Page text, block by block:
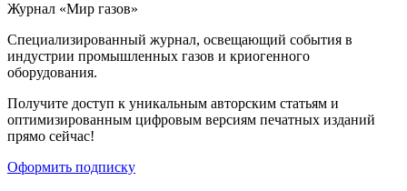
Журнал «Мир газов»
Cпециализированный журнал, освещающий события в
индустрии промышленных газов и криогенного
оборудования.
Получите доступ к уникальным авторским статьям и
оптимизированным цифровым версиям печатных изданий
прямо сейчас!
Оформить подписку